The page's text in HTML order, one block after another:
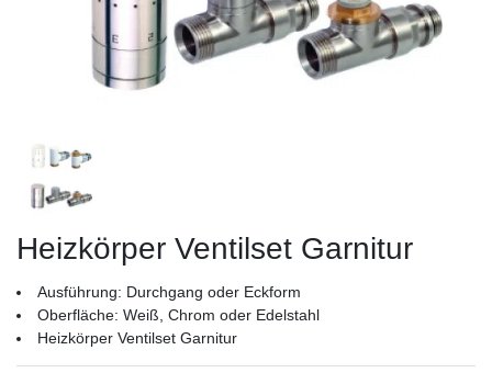
Heizkörper Ventilset Garnitur
Ausführung: Durchgang oder Eckform
Oberfläche: Weiß, Chrom oder Edelstahl
Heizkörper Ventilset Garnitur